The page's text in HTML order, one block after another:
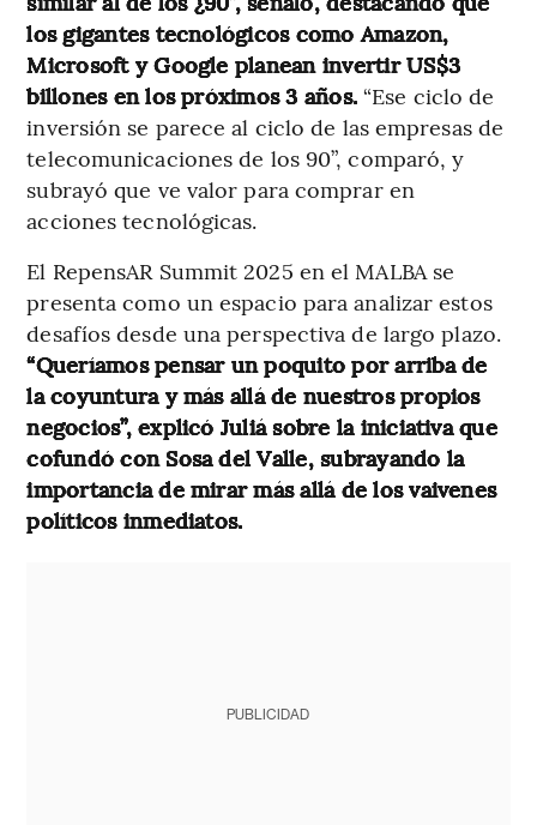
los gigantes tecnológicos como Amazon,
Microsoft y Google planean invertir US$3
billones en los próximos 3 años. “Ese ciclo de
inversión se parece al ciclo de las empresas de
telecomunicaciones de los 90”, comparó, y
subrayó que ve valor para comprar en
acciones tecnológicas.
El RepensAR Summit 2025 en el MALBA se
presenta como un espacio para analizar estos
desafíos desde una perspectiva de largo plazo.
“Queríamos pensar un poquito por arriba de
la coyuntura y más allá de nuestros propios
negocios”, explicó Juliá sobre la iniciativa que
cofundó con Sosa del Valle, subrayando la
importancia de mirar más allá de los vaivenes
políticos inmediatos.
PUBLICIDAD